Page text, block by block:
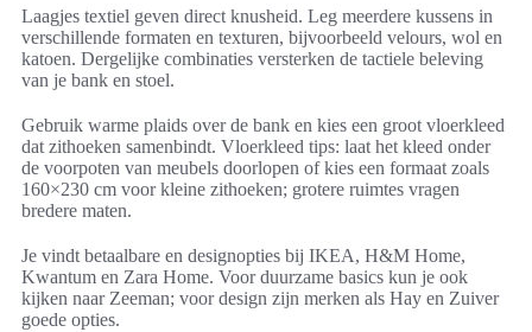
Laagjes textiel geven direct knusheid. Leg meerdere kussens in
verschillende formaten en texturen, bijvoorbeeld velours, wol en
katoen. Dergelijke combinaties versterken de tactiele beleving
van je bank en stoel.
Gebruik warme plaids over de bank en kies een groot vloerkleed
dat zithoeken samenbindt. Vloerkleed tips: laat het kleed onder
de voorpoten van meubels doorlopen of kies een formaat zoals
160×230 cm voor kleine zithoeken; grotere ruimtes vragen
bredere maten.
Je vindt betaalbare en designopties bij IKEA, H&M Home,
Kwantum en Zara Home. Voor duurzame basics kun je ook
kijken naar Zeeman; voor design zijn merken als Hay en Zuiver
goede opties.